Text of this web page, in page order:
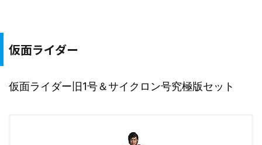
仮面ライダー
仮面ライダー旧1号＆サイクロン号究極版セット